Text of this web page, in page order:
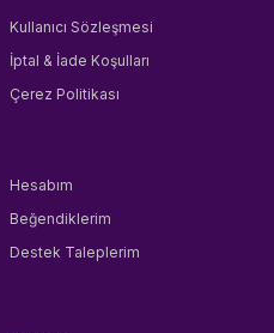
Kullanıcı Sözleşmesi
İptal & İade Koşulları
Çerez Politikası
Hesabım
Beğendiklerim
Destek Taleplerim